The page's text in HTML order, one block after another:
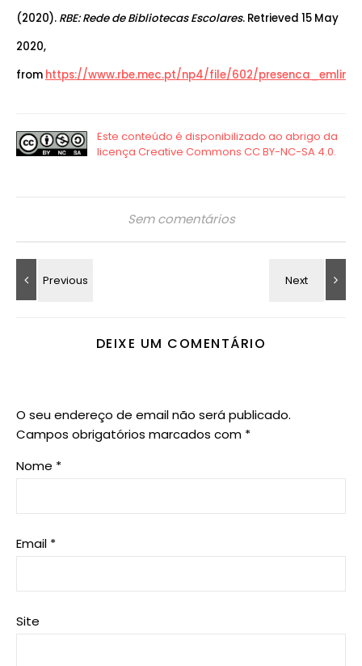
(2020). RBE: Rede de Bibliotecas Escolares. Retrieved 15 May
2020,
from https://www.rbe.mec.pt/np4/file/602/
Sem comentários
DEIXE UM COMENTÁRIO
O seu endereço de email não será publicado.
Campos obrigatórios marcados com *
Nome *
Email *
Site